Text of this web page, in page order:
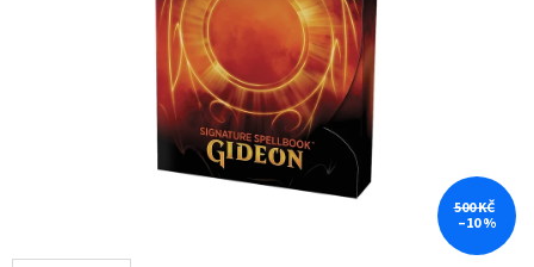
500 KČ
–10 %